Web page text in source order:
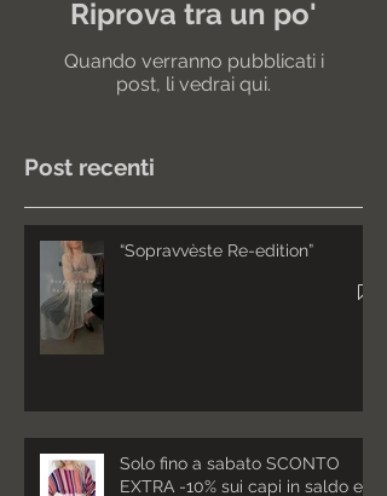
Riprova tra un po'
Quando verranno pubblicati i
post, li vedrai qui.
Post recenti
“Sopravvèste Re-edition”
Solo fino a sabato SCONTO
EXTRA -10% sui capi in saldo e